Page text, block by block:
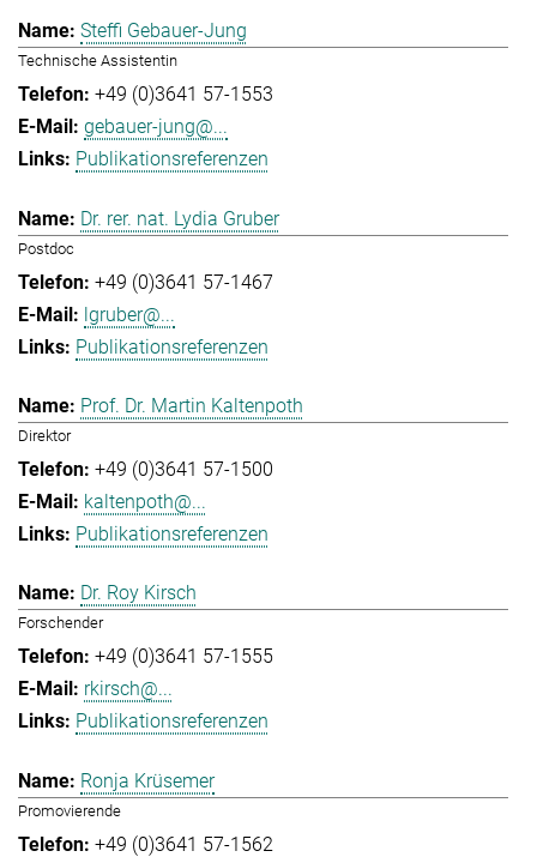
Steffi Gebauer-Jung
Technische Assistentin
+49 (0)3641 57-1553
gebauer-jung@...
Publikationsreferenzen
Dr. rer. nat. Lydia Gruber
Postdoc
+49 (0)3641 57-1467
lgruber@...
Publikationsreferenzen
Prof. Dr. Martin Kaltenpoth
Direktor
+49 (0)3641 57-1500
kaltenpoth@...
Publikationsreferenzen
Dr. Roy Kirsch
Forschender
+49 (0)3641 57-1555
rkirsch@...
Publikationsreferenzen
Ronja Krüsemer
Promovierende
+49 (0)3641 57-1562